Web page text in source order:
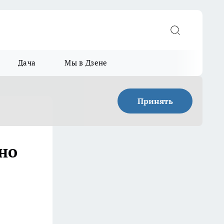
Дача Мы в Дзене
Принять